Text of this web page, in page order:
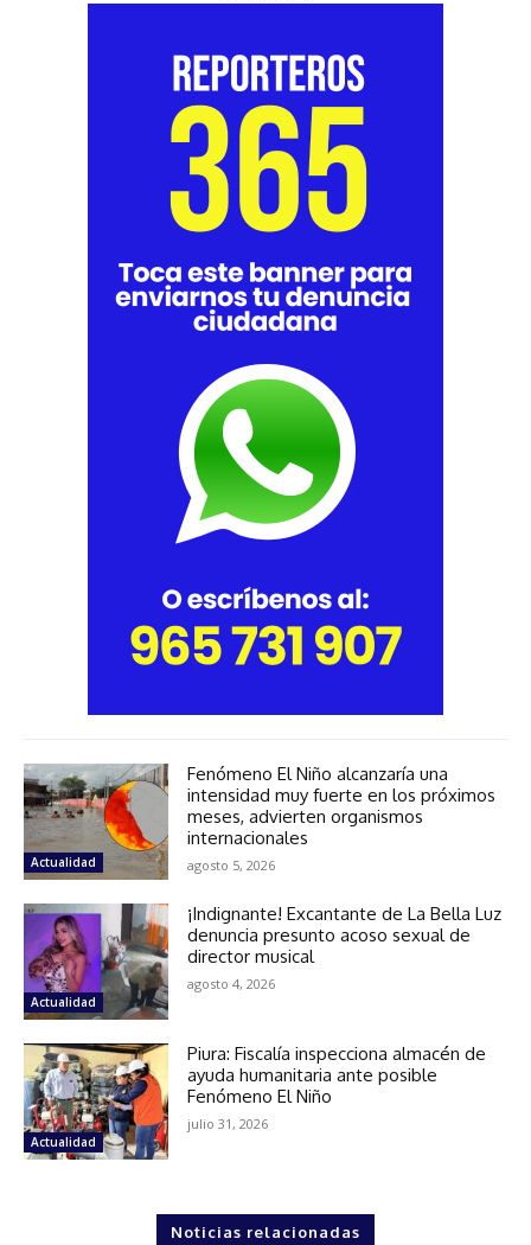
Actualidad
Fenómeno El Niño alcanzaría una
intensidad muy fuerte en los próximos
meses, advierten organismos
internacionales
agosto 5, 2026
Actualidad
¡Indignante! Excantante de La Bella Luz
denuncia presunto acoso sexual de
director musical
agosto 4, 2026
Actualidad
Piura: Fiscalía inspecciona almacén de
ayuda humanitaria ante posible
Fenómeno El Niño
julio 31, 2026
Noticias relacionadas